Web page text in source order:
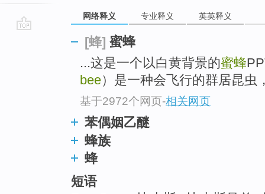
网络释义 专业释义 英英释义
[蜂] 蜜蜂
...这是一个以白黄背景的蜜蜂
bee）是一种会飞行的群居昆虫
基于2972个网页-相关网页
苯偶姻乙醚
蜂族
蜂
短语